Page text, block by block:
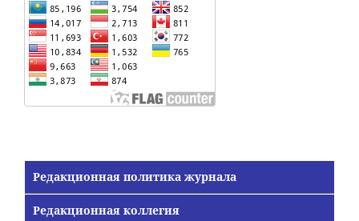
Редакционная политика журнала
Редакционная коллегия